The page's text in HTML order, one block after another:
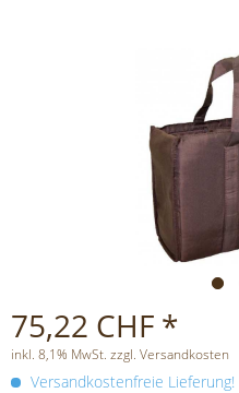
75,22 CHF *
inkl. 8,1% MwSt. zzgl. Versandkosten
Versandkostenfreie Lieferung!